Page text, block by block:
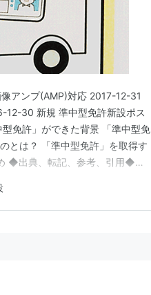
アンプ(AMP)対応 2017-12-31
12-30 新規 準中型免許新設ポス
免許」ができた背景 「準中型免
とは？ 「準中型免許」を取得す
◆出典、転記、参考、引用◆◇